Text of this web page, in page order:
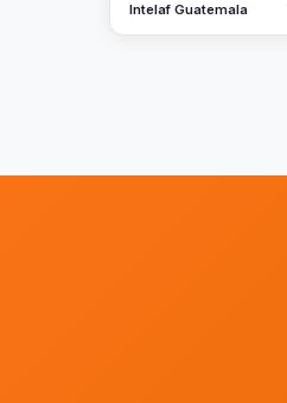
Intelaf Guatemala